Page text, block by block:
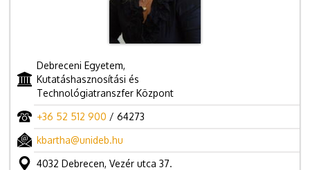
Debreceni Egyetem,
Kutatáshasznosítási és
Technológiatranszfer Központ
+36 52 512 900 / 64273
kbartha@unideb.hu
4032 Debrecen, Vezér utca 37.